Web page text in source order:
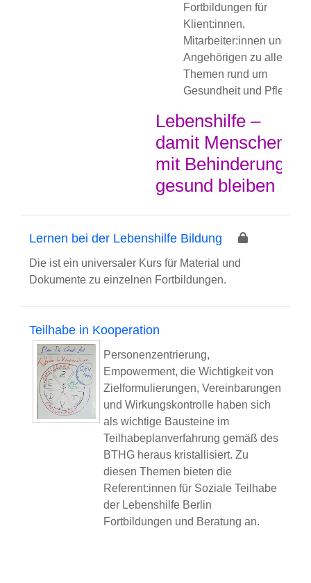
Fortbildungen für
Klient:innen,
Mitarbeiter:innen und
Angehörigen zu allen
Themen rund um
Gesundheit und Pflege.
Lebenshilfe –
damit Menschen
mit Behinderung
gesund bleiben
Lernen bei der Lebenshilfe Bildung
Die ist ein universaler Kurs für Material und
Dokumente zu einzelnen Fortbildungen.
Teilhabe in Kooperation
Personenzentrierung,
Empowerment, die Wichtigkeit von
Zielformulierungen, Vereinbarungen
undWirkungskontrolle haben sich
als wichtige Bausteine im
Teilhabeplanverfahrung gemäß des
BTHG heraus kristallisiert. Zu
diesen Themen bieten die
Referent:innen für Soziale Teilhabe
der Lebenshilfe Berlin
Fortbildungen und Beratung an.